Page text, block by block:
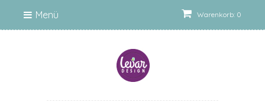
Warenkorb: 0
Menü